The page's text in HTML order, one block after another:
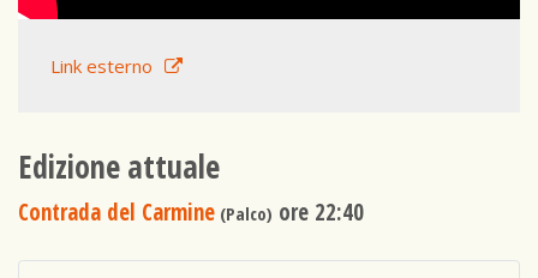
Link esterno
Edizione attuale
Contrada del Carmine (Palco) ore 22:40